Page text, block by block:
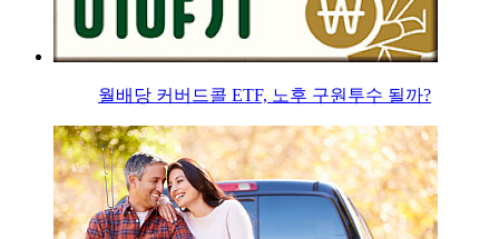
월배당 커버드콜 ETF, 노후 구원투수 될까?